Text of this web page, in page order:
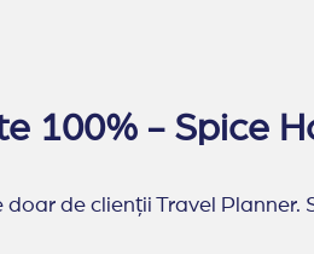
100% - Spice
de clienții Travel Planner.